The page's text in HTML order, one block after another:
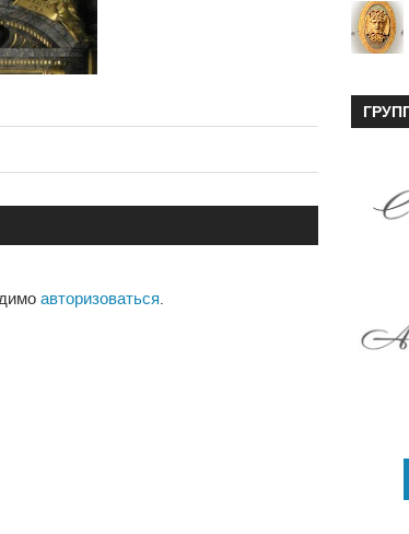
авторизоваться.